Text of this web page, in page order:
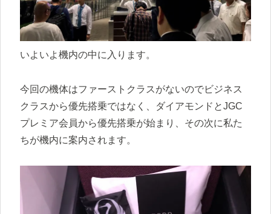
いよいよ機内の中に入ります。
今回の機体はファーストクラスがないのでビジネス
クラスから優先搭乗ではなく、ダイアモンドとJGC
プレミア会員から優先搭乗が始まり、その次に私た
ちが機内に案内されます。